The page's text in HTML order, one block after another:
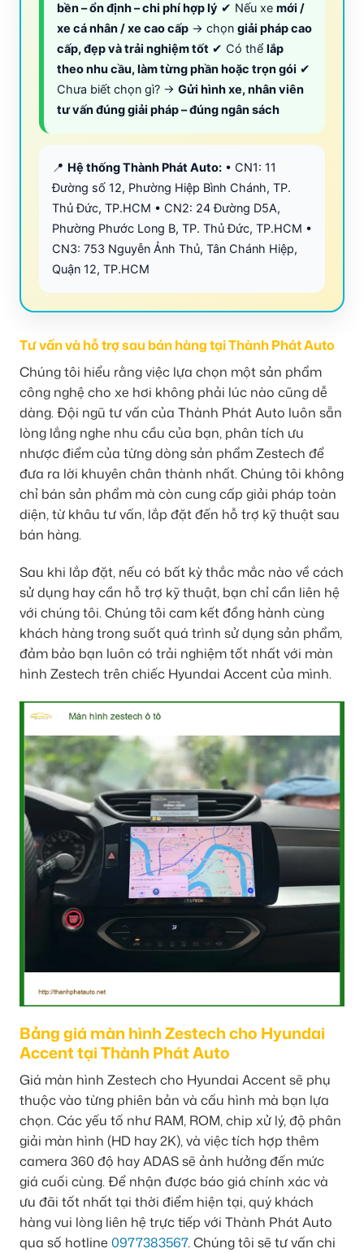
bền – ổn định – chi phí hợp lý ✔ Nếu xe mới /
xe cá nhân / xe cao cấp → chọn giải pháp cao
cấp, đẹp và trải nghiệm tốt ✔ Có thể lắp
theo nhu cầu, làm từng phần hoặc trọn gói ✔
Chưa biết chọn gì? → Gửi hình xe, nhân viên
tư vấn đúng giải pháp – đúng ngân sách
📍 Hệ thống Thành Phát Auto: • CN1: 11
Đường số 12, Phường Hiệp Bình Chánh, TP.
Thủ Đức, TP.HCM • CN2: 24 Đường D5A,
Phường Phước Long B, TP. Thủ Đức, TP.HCM •
CN3: 753 Nguyễn Ảnh Thủ, Tân Chánh Hiệp,
Quận 12, TP.HCM
Tư vấn và hỗ trợ sau bán hàng tại Thành Phát Auto
Chúng tôi hiểu rằng việc lựa chọn một sản phẩm
công nghệ cho xe hơi không phải lúc nào cũng dễ
dàng. Đội ngũ tư vấn của Thành Phát Auto luôn sẵn
lòng lắng nghe nhu cầu của bạn, phân tích ưu
nhược điểm của từng dòng sản phẩm Zestech để
đưa ra lời khuyên chân thành nhất. Chúng tôi không
chỉ bán sản phẩm mà còn cung cấp giải pháp toàn
diện, từ khâu tư vấn, lắp đặt đến hỗ trợ kỹ thuật sau
bán hàng.
Sau khi lắp đặt, nếu có bất kỳ thắc mắc nào về cách
sử dụng hay cần hỗ trợ kỹ thuật, bạn chỉ cần liên hệ
với chúng tôi. Chúng tôi cam kết đồng hành cùng
khách hàng trong suốt quá trình sử dụng sản phẩm,
đảm bảo bạn luôn có trải nghiệm tốt nhất với màn
hình Zestech trên chiếc Hyundai Accent của mình.
Bảng giá màn hình Zestech cho Hyundai
Accent tại Thành Phát Auto
Giá màn hình Zestech cho Hyundai Accent sẽ phụ
thuộc vào từng phiên bản và cấu hình mà bạn lựa
chọn. Các yếu tố như RAM, ROM, chip xử lý, độ phân
giải màn hình (HD hay 2K), và việc tích hợp thêm
camera 360 độ hay ADAS sẽ ảnh hưởng đến mức
giá cuối cùng. Để nhận được báo giá chính xác và
ưu đãi tốt nhất tại thời điểm hiện tại, quý khách
hàng vui lòng liên hệ trực tiếp với Thành Phát Auto
qua số hotline 0977383567. Chúng tôi sẽ tư vấn chi